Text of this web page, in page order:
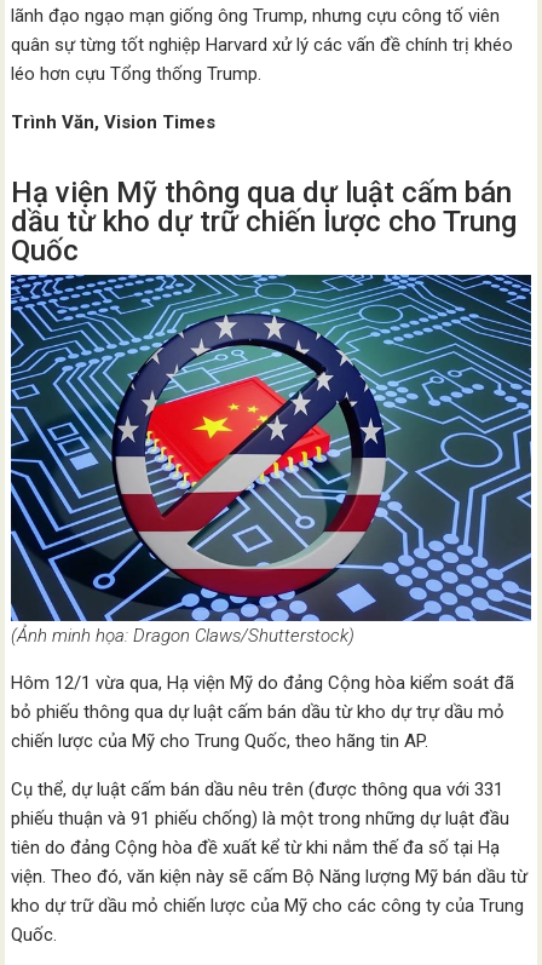
lãnh đạo ngạo mạn giống ông Trump, nhưng cựu công tố viên
quân sự từng tốt nghiệp Harvard xử lý các vấn đề chính trị khéo
léo hơn cựu Tổng thống Trump.
Trình Văn, Vision Times
Hạ viện Mỹ thông qua dự luật cấm bán
dầu từ kho dự trữ chiến lược cho Trung
Quốc
(Ảnh minh họa: Dragon Claws/Shutterstock)
Hôm 12/1 vừa qua, Hạ viện Mỹ do đảng Cộng hòa kiểm soát đã
bỏ phiếu thông qua dự luật cấm bán dầu từ kho dự trự dầu mỏ
chiến lược của Mỹ cho Trung Quốc, theo hãng tin AP.
Cụ thể, dự luật cấm bán dầu nêu trên (được thông qua với 331
phiếu thuận và 91 phiếu chống) là một trong những dự luật đầu
tiên do đảng Cộng hòa đề xuất kể từ khi nắm thế đa số tại Hạ
viện. Theo đó, văn kiện này sẽ cấm Bộ Năng lượng Mỹ bán dầu từ
kho dự trữ dầu mỏ chiến lược của Mỹ cho các công ty của Trung
Quốc.